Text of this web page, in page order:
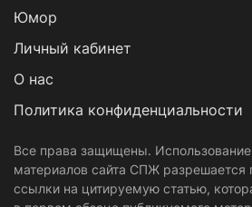
Юмор
Личный кабинет
О нас
Политика конфиденциальности
Все права защищены.
материалов сайта СПЖ разрешается
ссылки на цитируемую статью,